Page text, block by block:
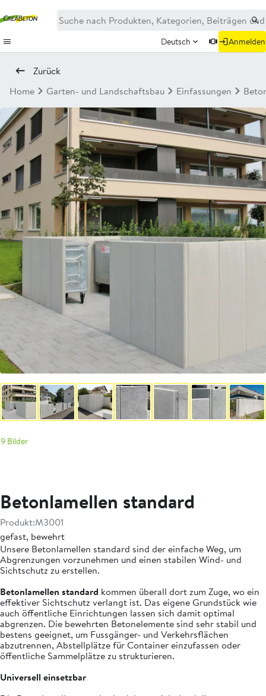
Deutsch Anmelden
Zurück
Home
Garten- und Landschaftsbau Einfassungen
9 Bilder
Betonlamellen standard
Produkt:M3001
gefast, bewehrt
Unsere Betonlamellen standard sind der einfache Weg, um
Abgrenzungen vorzunehmen und einen stabilen Wind- und
Sichtschutz zu erstellen.
Betonlamellen standard kommen überall dort zum Zuge, wo ein
effektiver Sichtschutz verlangt ist. Das eigene Grundstück wie
auch öffentliche Einrichtungen lassen sich damit optimal
abgrenzen. Die bewehrten Betonelemente sind sehr stabil und
bestens geeignet, um Fussgänger- und Verkehrsflächen
abzutrennen, Abstellplätze für Container einzufassen oder
öffentliche Sammelplätze zu strukturieren.
Universell einsetzbar